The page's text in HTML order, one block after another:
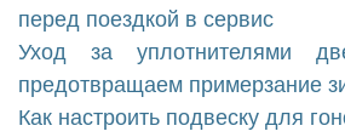
перед поездкой в сервис
Уход за уплотнителями
предотвращаем примерзание
Как настроить подвеску для